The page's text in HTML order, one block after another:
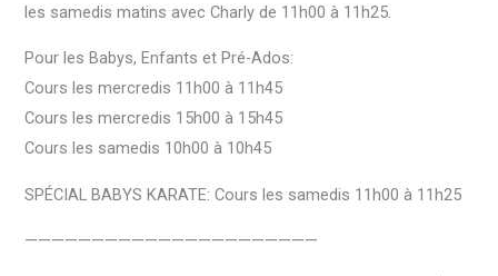
les samedis matins avec Charly de 11h00 à 11h25.
Pour les Babys, Enfants et Pré-Ados:
Cours les mercredis 11h00 à 11h45
Cours les mercredis 15h00 à 15h45
Cours les samedis 10h00 à 10h45
SPÉCIAL BABYS KARATE: Cours les samedis 11h00 à 11h25
——————————————————————